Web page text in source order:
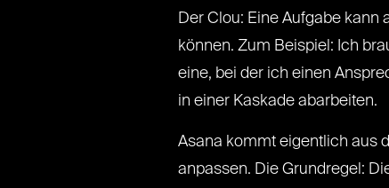
Der Clou: Eine Aufgabe
können. Zum Beispiel: Ich
eine, bei der ich einen
in einer Kaskade abarbeiten.
Asana kommt eigentlich aus
anpassen. Die Grundregel: